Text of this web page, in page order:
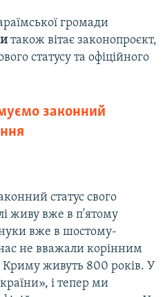
громади
також вітає законопроєкт,
статусу та офіційного
законний
статус свого
живу вже в п'ятому
вже в шостому-
не вважали корінним
живуть 800 років. У
і тепер ми